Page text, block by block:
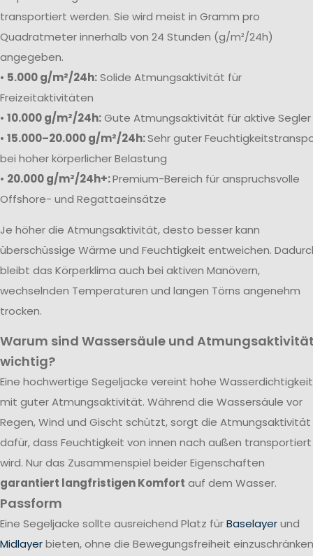
transportiert werden. Sie wird meist in Gramm pro
Quadratmeter innerhalb von 24 Stunden (g/m²/24h)
angegeben.
• 5.000 g/m²/24h:Solide Atmungsaktivität für
Freizeitaktivitäten
• 10.000 g/m²/24h:Gute Atmungsaktivität für aktive Segler
• 15.000–20.000 g/m²/24h:Sehr guter
bei hoher körperlicher Belastung
• 20.000 g/m²/24h+:Premium-Bereich für anspruchsvolle
Offshore- und Regattaeinsätze
Je höher die Atmungsaktivität, desto besser kann
überschüssige Wärme und Feuchtigkeit entweichen.
bleibt das Körperklima auch bei aktiven Manövern,
wechselnden Temperaturen und langen Törns angenehm
trocken.
Warum sind Wassersäule und
wichtig?
Eine hochwertige Segeljacke vereint hohe Wasserdichtigkeit
mit guter Atmungsaktivität. Während die Wassersäule vor
Regen, Wind und Gischt schützt, sorgt die Atmungsaktivität
dafür, dass Feuchtigkeit von innen nach außen transportiert
wird. Nur das Zusammenspiel beider Eigenschaften
garantiert langfristigen Komfort auf dem Wasser.
Passform
Eine Segeljacke sollte ausreichend Platz fürBaselayerund
Midlayerbieten, ohne die Bewegungsfreiheit